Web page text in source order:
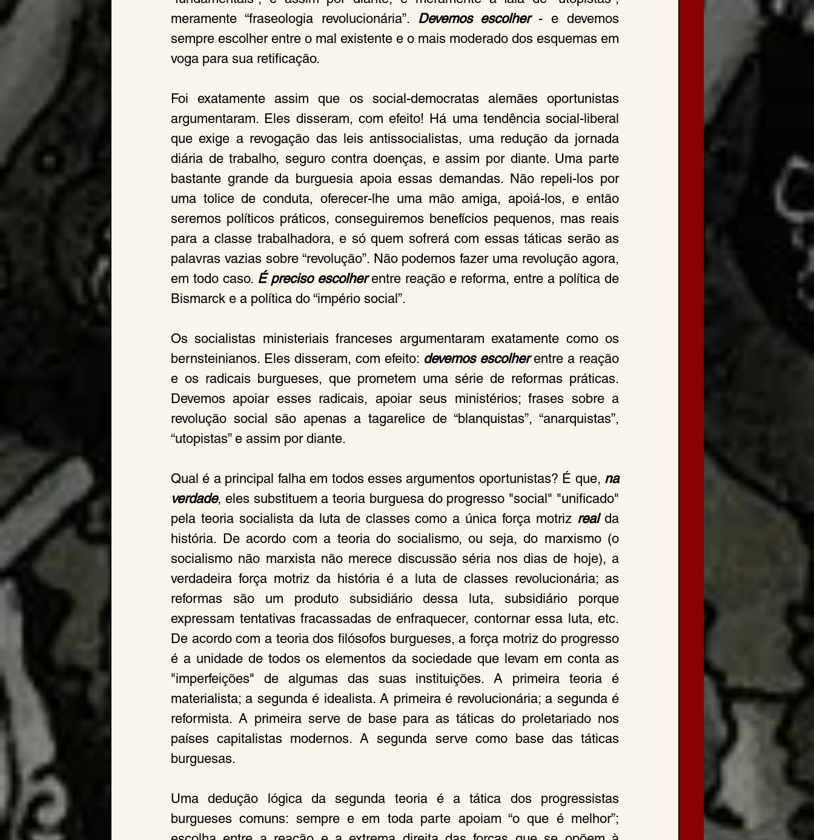
meramente “fraseologia revolucionária”. Devemos escolher - e devemos
sempre escolher entre o mal existente e o mais moderado dos esquemas em
voga para sua retificação.
Foi exatamente assim que os social-democratas alemães oportunistas
argumentaram. Eles disseram, com efeito! Há uma tendência social-liberal
que exige a revogação das leis antissocialistas, uma redução da jornada
diária de trabalho, seguro contra doenças, e assim por diante. Uma parte
bastante grande da burguesia apoia essas demandas. Não repeli-los por
uma tolice de conduta, oferecer-lhe uma mão amiga, apoiá-los, e então
seremos políticos práticos, conseguiremos benefícios pequenos, mas reais
para a classe trabalhadora, e só quem sofrerá com essas táticas serão as
palavras vazias sobre “revolução”. Não podemos fazer uma revolução agora,
em todo caso. É preciso escolher entre reação e reforma, entre a política de
Bismarck e a política do “império social”.
Os socialistas ministeriais franceses argumentaram exatamente como os
bernsteinianos. Eles disseram, com efeito: devemos escolher entre a reação
e os radicais burgueses, que prometem uma série de reformas práticas.
Devemos apoiar esses radicais, apoiar seus ministérios; frases sobre a
revolução social são apenas a tagarelice de “blanquistas”, “anarquistas”,
“utopistas” e assim por diante.
Qual é a principal falha em todos esses argumentos oportunistas? É que, na
verdade, eles substituem a teoria burguesa do progresso "social" "unificado"
pela teoria socialista da luta de classes como a única força motriz real da
história. De acordo com a teoria do socialismo, ou seja, do marxismo (o
socialismo não marxista não merece discussão séria nos dias de hoje), a
verdadeira força motriz da história é a luta de classes revolucionária; as
reformas são um produto subsidiário dessa luta, subsidiário porque
expressam tentativas fracassadas de enfraquecer, contornar essa luta, etc.
De acordo com a teoria dos filósofos burgueses, a força motriz do progresso
é a unidade de todos os elementos da sociedade que levam em conta as
"imperfeições" de algumas das suas instituições. A primeira teoria é
materialista; a segunda é idealista. A primeira é revolucionária; a segunda é
reformista. A primeira serve de base para as táticas do proletariado nos
países capitalistas modernos. A segunda serve como base das táticas
burguesas.
Uma dedução lógica da segunda teoria é a tática dos progressistas
burgueses comuns: sempre e em toda parte apoiam “o que é melhor”;